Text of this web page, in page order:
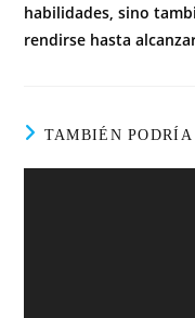
habilidades, sino
rendirse hasta
TAMBIÉN PODRÍA